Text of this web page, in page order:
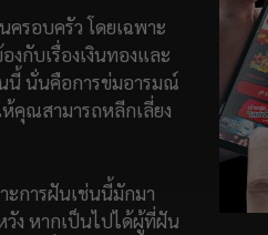
ครอบครัว โดยเฉพาะ
กับเรื่องเงินทองและ
นี้ นั่นคือการข่มอารมณ์
คุณสามารถหลีกเลี่ยง
ะการฝันเช่นนี้มักมา
วัง หากเป็นไปได้ผู้ที่ฝัน